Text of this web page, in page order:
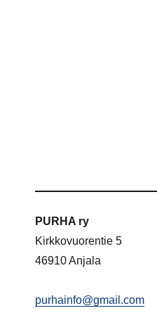
PURHA ry
Kirkkovuorentie 5
46910 Anjala
purhainfo@gmail.com